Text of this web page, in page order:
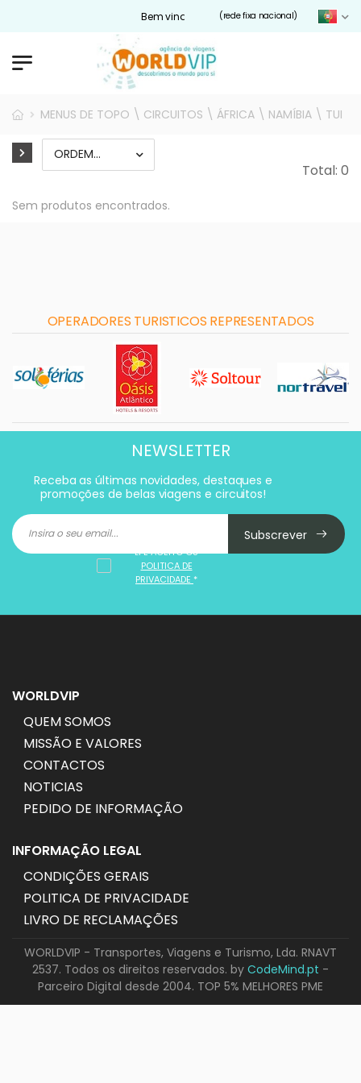
Bem vindos ao nosso site Worldvip.pt
(rede fixa nacional)
MENUS DE TOPO \ CIRCUITOS \ ÁFRICA \ NAMÍBIA \ TUI
Total: 0
Sem produtos encontrados.
OPERADORES TURISTICOS REPRESENTADOS
NEWSLETTER
Receba as últimas novidades, destaques e
promoções de belas viagens e circuitos!
Subscrever
LI E ACEITO OS
POLITICA DE
PRIVACIDADE *
WORLDVIP
QUEM SOMOS
MISSÃO E VALORES
CONTACTOS
NOTICIAS
PEDIDO DE INFORMAÇÃO
INFORMAÇÃO LEGAL
CONDIÇÕES GERAIS
POLITICA DE PRIVACIDADE
LIVRO DE RECLAMAÇÕES
WORLDVIP - Transportes, Viagens e Turismo, Lda. RNAVT
2537. Todos os direitos reservados. by CodeMind.pt -
Parceiro Digital desde 2004. TOP 5% MELHORES PME